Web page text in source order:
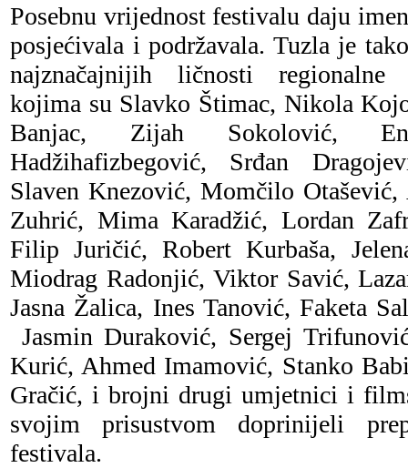
Posebnu vrijednost festivalu daju
posjećivala i podržavala. Tuzla je
najznačajnijih ličnosti regionalne
kojima su Slavko Štimac, Nikola
Banjac, Zijah Sokolović,
Hadžihafizbegović, Srđan
Slaven Knezović, Momčilo
Zuhrić, Mima Karadžić, Lordan
Filip Juričić, Robert Kurbaša,
Miodrag Radonjić, Viktor Savić,
Jasna Žalica, Ines Tanović, Faketa
Jasmin Duraković, Sergej
Kurić, Ahmed Imamović, Stanko
Gračić, i brojni drugi umjetnici i
svojim prisustvom doprinijeli
festivala.